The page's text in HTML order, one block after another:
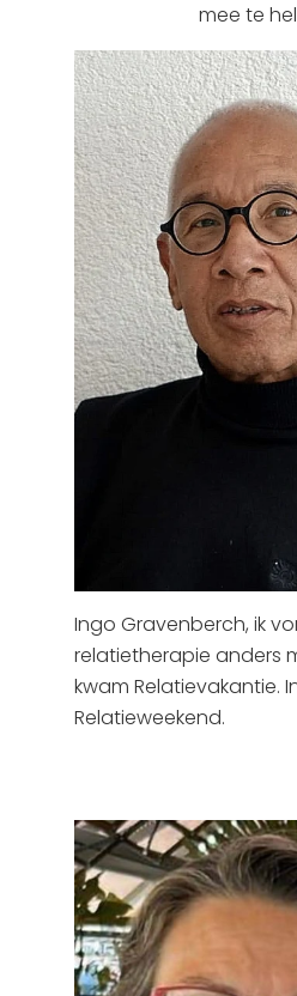
mee te
Ingo Gravenberch, ik
relatietherapie anders
kwam Relatievakantie.
Relatieweekend.